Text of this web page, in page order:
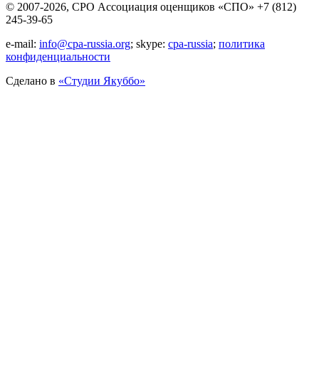
© 2007-2026, СРО Ассоциация оценщиков «СПО» +7 (812)
245-39-65
e-mail: info@cpa-russia.org; skype: cpa-russia; политика
конфиденциальности
Сделано в «Cтудии Якуббо»